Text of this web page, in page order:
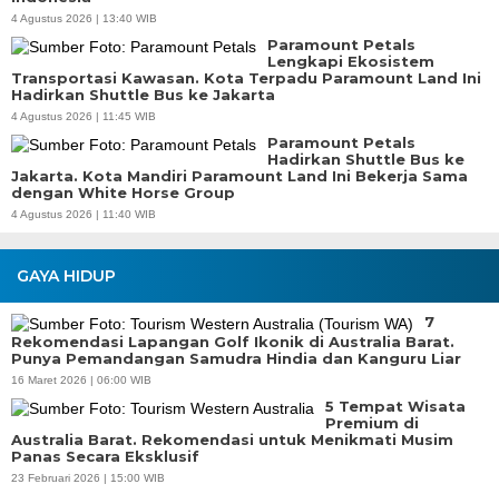
4 Agustus 2026 | 13:40 WIB
Paramount Petals
Lengkapi Ekosistem
Transportasi Kawasan. Kota Terpadu Paramount Land Ini
Hadirkan Shuttle Bus ke Jakarta
4 Agustus 2026 | 11:45 WIB
Paramount Petals
Hadirkan Shuttle Bus ke
Jakarta. Kota Mandiri Paramount Land Ini Bekerja Sama
dengan White Horse Group
4 Agustus 2026 | 11:40 WIB
GAYA HIDUP
7
Rekomendasi Lapangan Golf Ikonik di Australia Barat.
Punya Pemandangan Samudra Hindia dan Kanguru Liar
16 Maret 2026 | 06:00 WIB
5 Tempat Wisata
Premium di
Australia Barat. Rekomendasi untuk Menikmati Musim
Panas Secara Eksklusif
23 Februari 2026 | 15:00 WIB